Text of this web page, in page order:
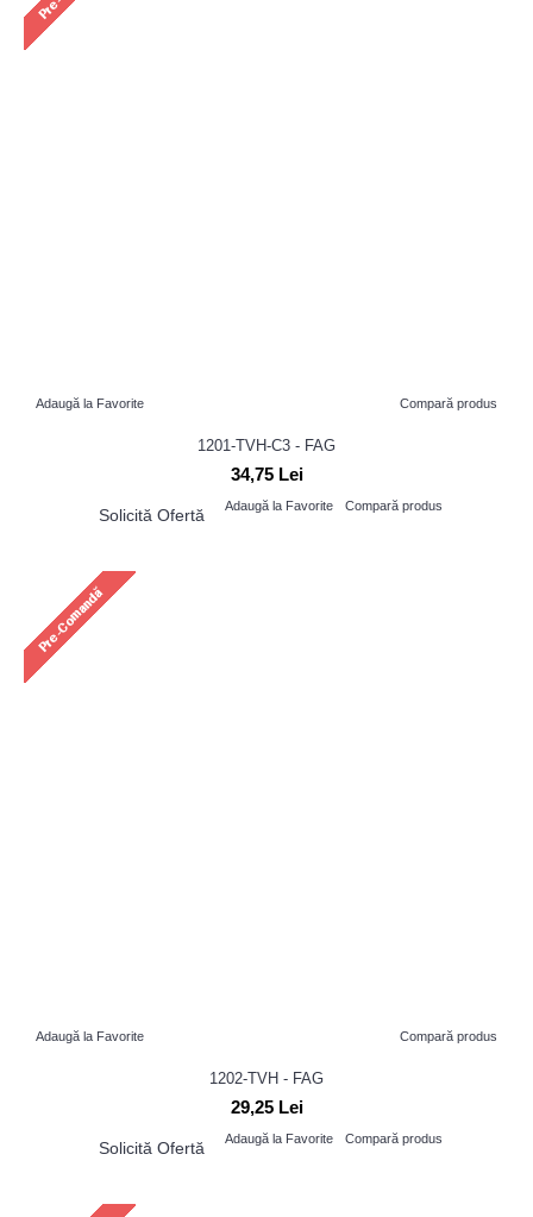
Adaugă la Favorite Compară produs
1201-TVH-C3 - FAG
34,75 Lei
Solicită Ofertă Adaugă la Favorite Compară produs
Adaugă la Favorite Compară produs
1202-TVH - FAG
29,25 Lei
Solicită Ofertă Adaugă la Favorite Compară produs